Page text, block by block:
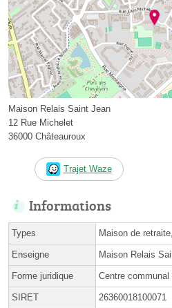
Maison Relais Saint Jean
12 Rue Michelet
36000 Châteauroux
Trajet Waze
Informations
Types Maison de
Enseigne Maison Relais
Forme juridique Centre
SIRET 26360018100071